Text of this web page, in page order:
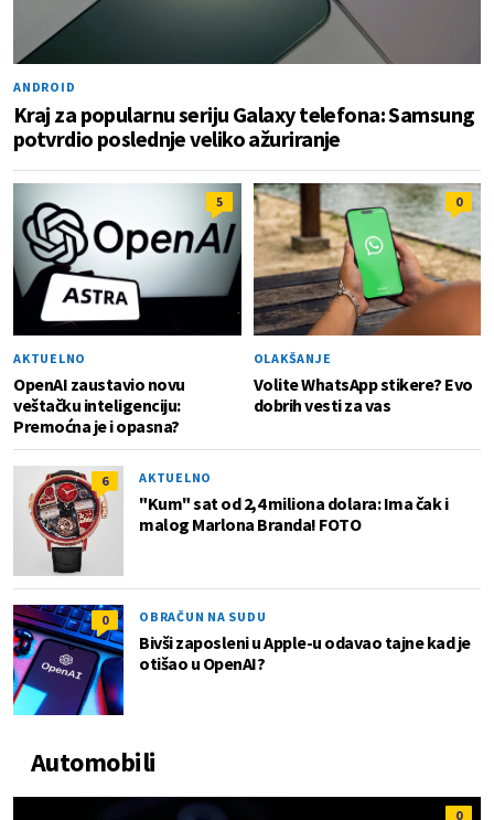
ANDROID
Kraj za popularnu seriju Galaxy telefona: Samsung
potvrdio poslednje veliko ažuriranje
5
AKTUELNO
OpenAI zaustavio novu
veštačku inteligenciju:
Premoćna je i opasna?
0
OLAKŠANJE
Volite WhatsApp stikere? Evo
dobrih vesti za vas
6 AKTUELNO
"Kum" sat od 2,4 miliona dolara: Ima čak i
malog Marlona Branda! FOTO
0 OBRAČUN NA SUDU
Bivši zaposleni u Apple-u odavao tajne kad je
otišao u OpenAI?
Automobili
0